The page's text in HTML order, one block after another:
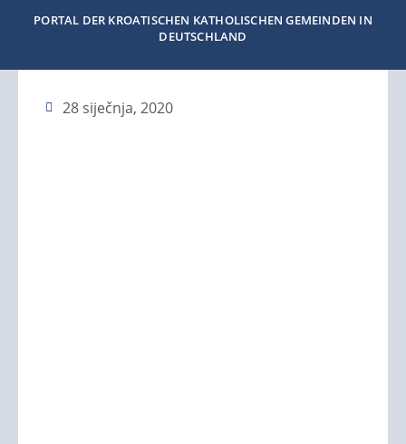
PORTAL DER KROATISCHEN KATHOLISCHEN GEMEINDEN IN
DEUTSCHLAND
28 siječnja, 2020